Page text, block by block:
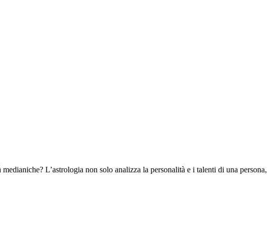
L’astrologia non solo analizza la personalità e i talenti di una persona,